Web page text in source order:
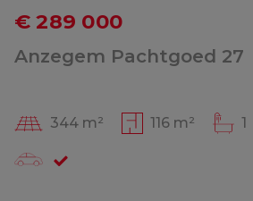
€ 289 000
Anzegem Pachtgoed 27
344 m² 116 m² 1